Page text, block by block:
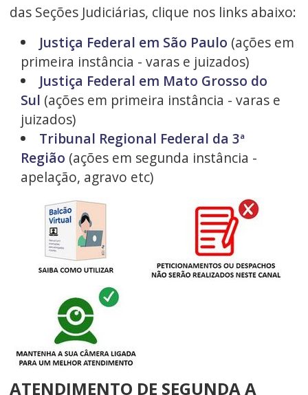
das Seções Judiciárias, clique nos links abaixo:
Justiça Federal em São Paulo (ações em
primeira instância - varas e juizados)
Justiça Federal em Mato Grosso do
Sul (ações em primeira instância - varas e
juizados)
Tribunal Regional Federal da 3ª
Região (ações em segunda instância -
apelação, agravo etc)
ATENDIMENTO DE SEGUNDA A